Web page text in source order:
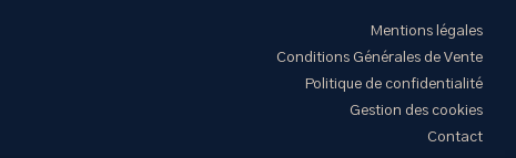
Mentions légales
Conditions Générales de Vente
Politique de confidentialité
Gestion des cookies
Contact